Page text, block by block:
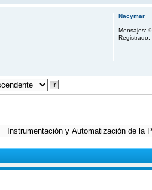
Nacymar
Mensajes: 9
Registrado: